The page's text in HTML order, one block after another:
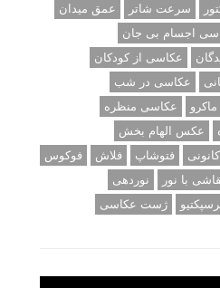
سرعت شاتر
عمق میدان
اجسام بی جان
عکاسی از کودکان
عکاسی در شب
عکاسی منظره
عکس الهام بخش
فتوشاپ فلاش
فوکوس
با نور
نوردهی
ژست عکاسی